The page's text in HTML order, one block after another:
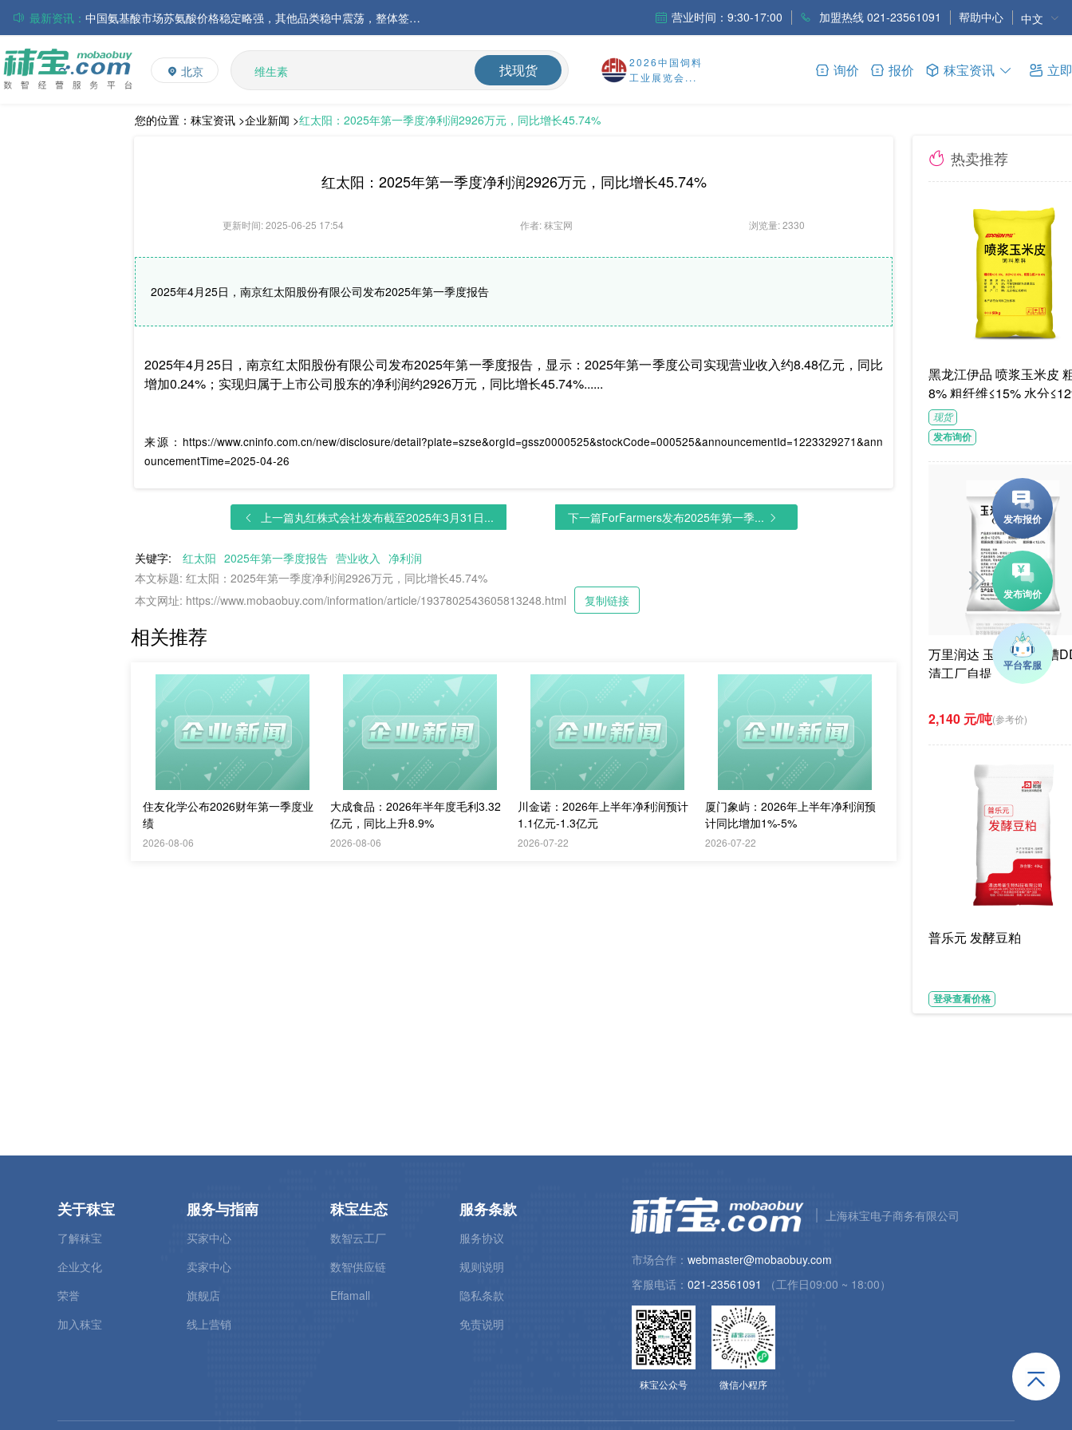
最新资讯：
中国氨基酸市场苏氨酸价格稳定略强，其他品类稳中震荡，整体签单清淡；欧洲物流成本进一步上升
磷酸氢钙市场行情走弱；小苏打和乳清粉市场价格稳定运行
帝斯曼-芬美意发布2026年上半年业绩
巴斯夫集团发布2026年第二季度财务报告
丸红株式会社发布截至2026年6月30日前3个月的合并财务报告
住友化学公布2026财年第一季度业绩
营业时间：9:30-17:00 加盟热线 021-23561091 帮助中心 中文
北京
L-赖氨酸硫酸盐
多维
多矿
维生素
饲料添加剂
找现货
2026中国饲料
工业展览会...
询价 报价 秣宝资讯 立
您的位置： 秣宝资讯 >企业新闻 >红太阳：2025年第一季度净利润2926万元，同比增长45.74%
红太阳：2025年第一季度净利润2926万元，同比增长45.74%
更新时间: 2025-06-25 17:54 作者: 秣宝网 浏览量: 2330
2025年4月25日，南京红太阳股份有限公司发布2025年第一季度报告
2025年4月25日，南京红太阳股份有限公司发布2025年第一季度报告，显示：2025年第一季度公司实现营业收入约8.48亿元，同比
增加0.24%；实现归属于上市公司股东的净利润约2926万元，同比增长45.74%......
来源：https://www.cninfo.com.cn/new/disclosure/detail?plate=szse&orgId=gssz0000525&stockCode=000525&announcementId=1223329271&ann
ouncementTime=2025-04-26
上一篇丸红株式会社发布截至2025年3月31日... 下一篇ForFarmers发布2025年第一季...
关键字: 红太阳 2025年第一季度报告 营业收入 净利润
本文标题: 红太阳：2025年第一季度净利润2926万元，同比增长45.74%
本文网址: https://www.mobaobuy.com/information/article/1937802543605813248.html
复制链接
相关推荐
住友化学公布2026财年第一季度业
绩
2026-08-06
大成食品：2026年半年度毛利3.32
亿元，同比上升8.9%
2026-08-06
川金诺：2026年上半年净利润预计
1.1亿元-1.3亿元
2026-07-22
厦门象屿：2026年上半年净利润预
计同比增加1%-5%
2026-07-22
热卖推荐
黑龙江伊品 喷浆玉米皮 粗蛋白≥1
8% 粗纤维≤15% 水分
G/袋饲料级褐色或浅褐
体
现货
发布询价
万里润达 玉米干酒精糟
清工厂自提
2,140 元/吨(参考价)
普乐元 发酵豆粕
登录查看价格
关于秣宝
了解秣宝
企业文化
荣誉
加入秣宝
服务与指南
买家中心
卖家中心
旗舰店
线上营销
秣宝生态
数智云工厂
数智供应链
Effamall
服务条款
服务协议
规则说明
隐私条款
免责说明
上海秣宝电子商务有限公司
市场合作： webmaster@mobaobuy.com
客服电话： 021-23561091 （工作日09:00 ~ 18:00）
秣宝公众号 微信小程序